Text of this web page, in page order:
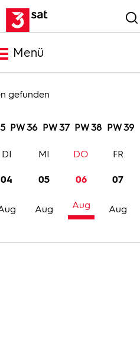
Menü
Trailer
Bilder
gefunden
PW 36 PW 37 PW 38 PW 39
04
DI
05
Aug
MI
06
Aug
DO
07
Aug
FR